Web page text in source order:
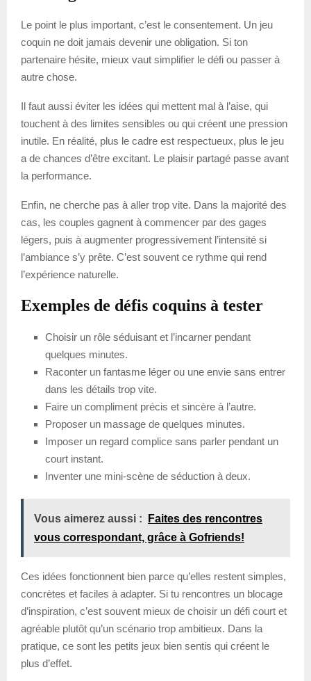
Le point le plus important, c’est le consentement. Un jeu
coquin ne doit jamais devenir une obligation. Si ton
partenaire hésite, mieux vaut simplifier le défi ou passer à
autre chose.
Il faut aussi éviter les idées qui mettent mal à l’aise, qui
touchent à des limites sensibles ou qui créent une pression
inutile. En réalité, plus le cadre est respectueux, plus le jeu
a de chances d’être excitant. Le plaisir partagé passe avant
la performance.
Enfin, ne cherche pas à aller trop vite. Dans la majorité des
cas, les couples gagnent à commencer par des gages
légers, puis à augmenter progressivement l’intensité si
l’ambiance s’y prête. C’est souvent ce rythme qui rend
l’expérience naturelle.
Exemples de défis coquins à tester
Choisir un rôle séduisant et l’incarner pendant
quelques minutes.
Raconter un fantasme léger ou une envie sans entrer
dans les détails trop vite.
Faire un compliment précis et sincère à l’autre.
Proposer un massage de quelques minutes.
Imposer un regard complice sans parler pendant un
court instant.
Inventer une mini-scène de séduction à deux.
Vous aimerez aussi :
Faites des rencontres
vous correspondant, grâce à Gofriends!
Ces idées fonctionnent bien parce qu’elles restent simples,
concrètes et faciles à adapter. Si tu rencontres un blocage
d’inspiration, c’est souvent mieux de choisir un défi court et
agréable plutôt qu’un scénario trop ambitieux. Dans la
pratique, ce sont les petits jeux bien sentis qui créent le
plus d’effet.